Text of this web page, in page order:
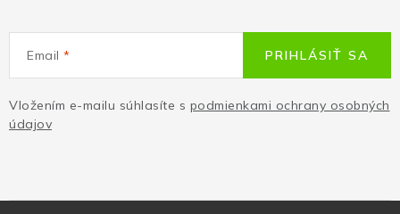
Email
Vložením e-mailu súhlasíte s podmienkami ochrany osobných
údajov
PRIHLÁSIŤ SA